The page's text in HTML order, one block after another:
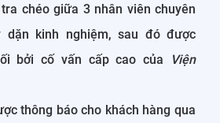
chéo giữa 3 nhân viên chuyên
dặn kinh nghiệm, sau đó được
bởi cố vấn cấp cao của
Viện
thông báo cho khách hàng qua